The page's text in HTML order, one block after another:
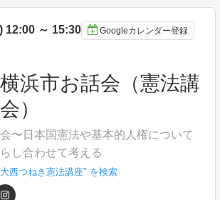
12:00 ～ 15:30 Googleカレンダー登録
浜市お話会（憲法講
）
〜日本国憲法や基本的人権について
し合わせて考える
大西つねき憲法講座" を検索